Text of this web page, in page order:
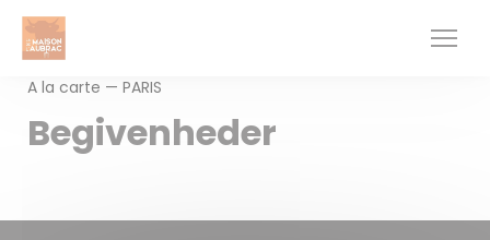
CCookie-styringspanel
A la carte — PARIS
Begivenheder